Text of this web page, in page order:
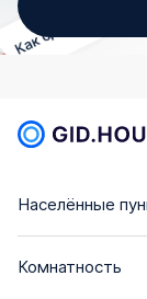
Населённые
Комнатность